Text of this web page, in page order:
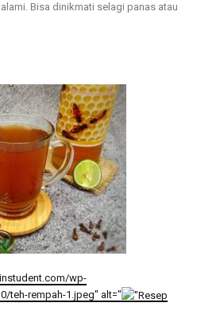
Bisa dinikmati selagi panas atau
wp-
teh-rempah-1.jpeg" alt="